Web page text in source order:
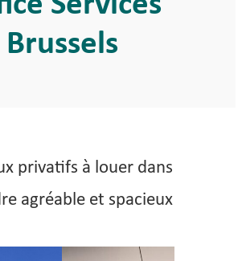
Brussels
privatifs à louer dans
agréable et spacieux